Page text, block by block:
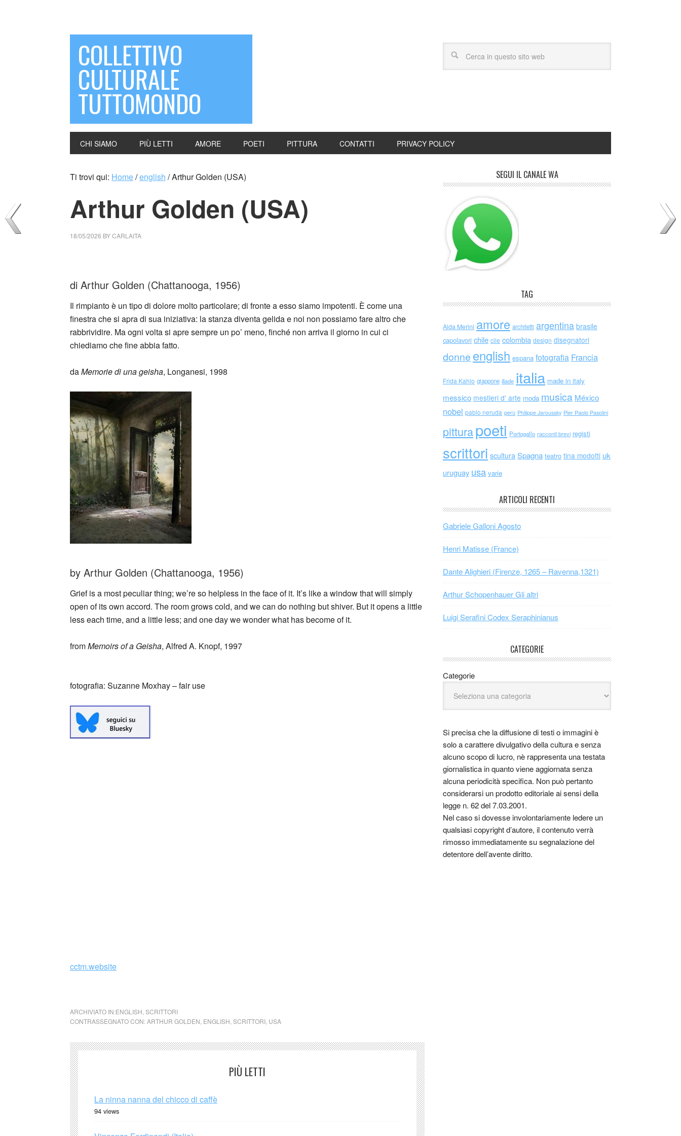
COLLETTIVO
CULTURALE
TUTTOMONDO
CHI SIAMO PIÙ LETTI AMORE POETI PITTURA CONTATTI PRIVACY POLICY
Ti trovi qui: Home/english /Arthur Golden (USA)
Arthur Golden (USA)
18/05/2026 BYCARLAITA
di Arthur Golden (Chattanooga, 1956)
Il rimpianto è un tipo di dolore molto particolare; di fronte a esso siamo impotenti. È come una
finestra che si apra di sua iniziativa: la stanza diventa gelida e noi non possiamo fare altro che
rabbrividire. Ma ogni volta si apre sempre un po’ meno, finché non arriva il giorno in cui ci
chiediamo che fine abbia fatto.
daMemorie di una geisha, Longanesi, 1998
by Arthur Golden (Chattanooga, 1956)
Grief is a most peculiar thing; we’re so helpless in the face of it. It’s like a window that will simply
open of its own accord. The room grows cold, and we can do nothing but shiver. But it opens a little
less each time, and a little less; and one day we wonder what has become of it.
fromMemoirs of a Geisha, Alfred A. Knopf, 1997
fotografia: Suzanne Moxhay – fair use
cctm.website
ARCHIVIATO IN:ENGLISH SCRITTORI
CONTRASSEGNATO CON:ARTHUR GOLDEN ENGLISH SCRITTORI USA
PIÙ LETTI
La ninna nanna del chicco di caffè
94 views
SEGUI IL CANALE WA
TAG
Alda Merini amore architetti argentina brasile
capolavori chile cile colombia design disegnatori
donne english espana fotografia Francia
Frida Kahlo giappone iliade italia made in italy
messico mestieri d' arte moda musica México
nobel pablo neruda perù Philippe Jaroussky Pier Paolo Pasolini
pitturapoeti Portogallo racconti brevi registi
scrittori scultura Spagna teatro tina modotti uk
uruguay usa varie
ARTICOLI RECENTI
Gabriele Galloni Agosto
Henri Matisse (France)
Dante Alighieri (Firenze, 1265 – Ravenna,1321)
Arthur Schopenhauer Gli altri
Luigi Serafini Codex Seraphinianus
CATEGORIE
Categorie
Si precisa che la diffusione di testi o immagini è
solo a carattere divulgativo della cultura e senza
alcuno scopo di lucro, nè rappresenta una testata
giornalistica in quanto viene aggiornata senza
alcuna periodicità specifica. Non può pertanto
considerarsi un prodotto editoriale ai sensi della
legge n. 62 del 7.03.2001.
Nel caso si dovesse involontariamente ledere un
qualsiasi copyright d’autore, il contenuto verrà
rimosso immediatamente su segnalazione del
detentore dell’avente diritto.